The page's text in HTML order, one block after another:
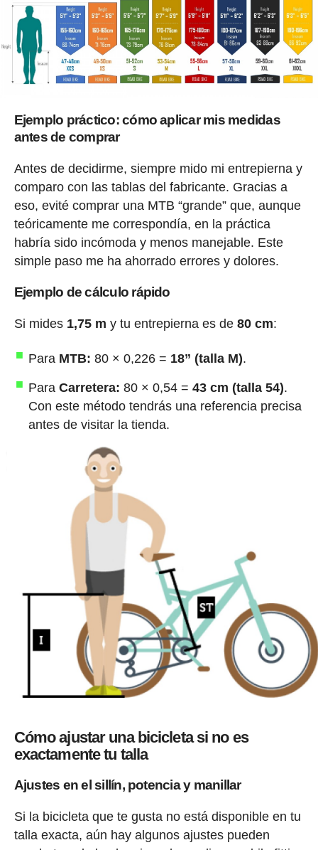
Ejemplo práctico: cómo aplicar mis medidas
antes de comprar
Antes de decidirme, siempre mido mi entrepierna y
comparo con las tablas del fabricante. Gracias a
eso, evité comprar una MTB “grande” que, aunque
teóricamente me correspondía, en la práctica
habría sido incómoda y menos manejable. Este
simple paso me ha ahorrado errores y dolores.
Ejemplo de cálculo rápido
Si mides 1,75 m y tu entrepierna es de 80 cm:
Para MTB: 80 × 0,226 = 18” (talla M).
Para Carretera: 80 × 0,54 = 43 cm (talla 54).
Con este método tendrás una referencia precisa
antes de visitar la tienda.
Cómo ajustar una bicicleta si no es
exactamente tu talla
Ajustes en el sillín, potencia y manillar
Si la bicicleta que te gusta no está disponible en tu
talla exacta, aún hay algunos ajustes pueden